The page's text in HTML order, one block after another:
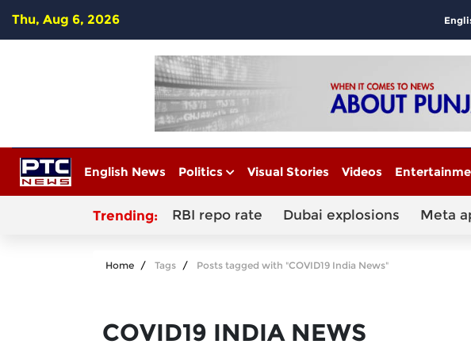
Thu, Aug 6, 2026
English News Politics Visual Stories Videos
Trending: RBI repo rate Dubai explosions Meta
Home Tags Posts tagged with "COVID19 India News"
COVID19 INDIA NEWS